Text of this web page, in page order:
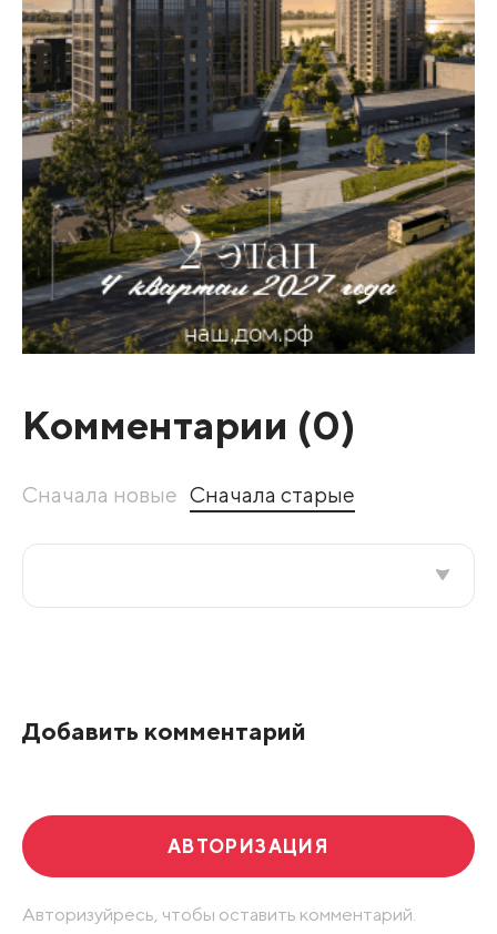
Комментарии (0)
Сначала новые Сначала старые
Добавить комментарий
АВТОРИЗАЦИЯ
Авторизуйресь, чтобы оставить комментарий.